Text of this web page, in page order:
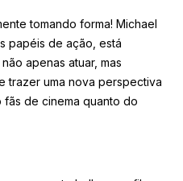
tomando forma! Michael
papéis de ação, está
apenas atuar, mas
trazer uma nova perspectiva
de cinema quanto do